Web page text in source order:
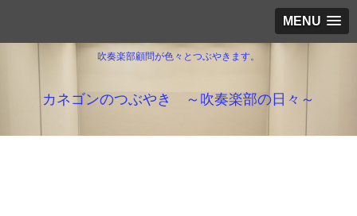
MENU
吹奏楽部顧問が色々とつぶやきます。
カネゴンのつぶやき ～吹奏楽部の日々～